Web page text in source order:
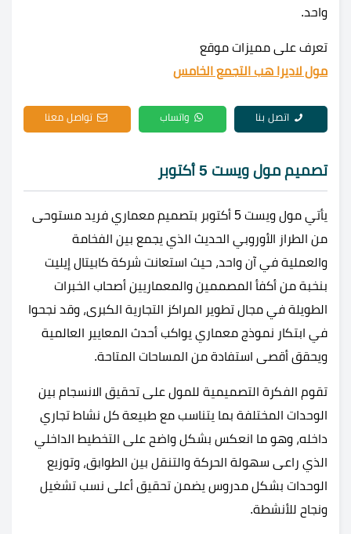
واحد.
تعرف على مميزات موقع
مول لاديرا هب التجمع الخامس
اتصل بنا واتساب تواصل معنا
تصميم مول ويست 5 أكتوبر
يأتي مول ويست 5 أكتوبر بتصميم معماري فريد مستوحى
من الطراز الأوروبي الحديث الذي يجمع بين الفخامة
والعملية في آن واحد، حيث استعانت شركة كابيتال إيليت
بنخبة من أكفأ المصممين والمعماريين أصحاب الخبرات
الطويلة في مجال تطوير المراكز التجارية الكبرى، وقد نجحوا
في ابتكار نموذج معماري يواكب أحدث المعايير العالمية
ويحقق أقصى استفادة من المساحات المتاحة.
تقوم الفكرة التصميمية للمول على تحقيق الانسجام بين
الوحدات المختلفة بما يتناسب مع طبيعة كل نشاط تجاري
داخله، وهو ما انعكس بشكل واضح على التخطيط الداخلي
الذي راعى سهولة الحركة والتنقل بين الطوابق، وتوزيع
الوحدات بشكل مدروس يضمن تحقيق أعلى نسب تشغيل
ونجاح للأنشطة.